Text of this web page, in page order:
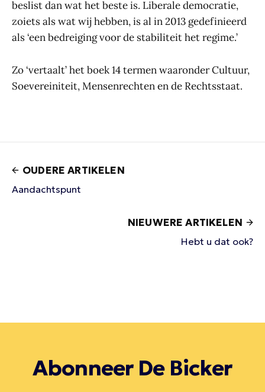
beslist dan wat het beste is. Liberale democratie,
zoiets als wat wij hebben, is al in 2013 gedefinieerd
als ‘een bedreiging voor de stabiliteit het regime.’
Zo ‘vertaalt’ het boek 14 termen waaronder Cultuur,
Soevereiniteit, Mensenrechten en de Rechtsstaat.
OUDERE ARTIKELEN
Aandachtspunt
NIEUWERE ARTIKELEN
Hebt u dat ook?
Abonneer De Bicker